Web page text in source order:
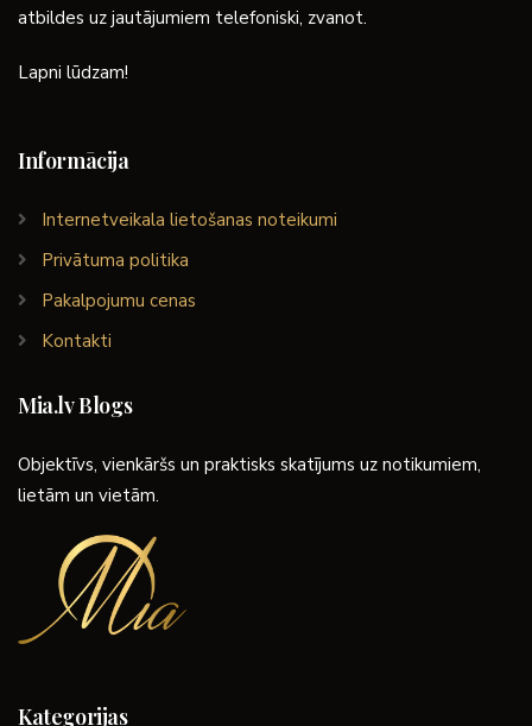
atbildes uz jautājumiem telefoniski, zvanot.
Lapni lūdzam!
Informācija
Internetveikala lietošanas noteikumi
Privātuma politika
Pakalpojumu cenas
Kontakti
Mia.lv Blogs
Objektīvs, vienkāršs un praktisks skatījums uz notikumiem,
lietām un vietām.
Kategorijas